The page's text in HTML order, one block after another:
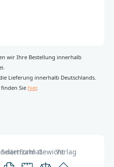
wir Ihre Bestellung innerhalb
Lieferung innerhalb Deutschlands.
Sie hier.
Seitenzahl
FormatGewichtVerlag